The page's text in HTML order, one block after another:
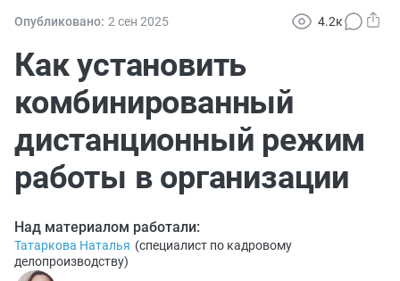
07.08 Госпошлину за устранение ошибок в документах предлагают
07.08
отношений
#новости
Опубликовано: 2 сен 2025 4.2к
Как установить
комбинированный
дистанционный режим
работы в организации
Над материалом работали:
Татаркова Наталья (специалист по кадровому
делопроизводству)